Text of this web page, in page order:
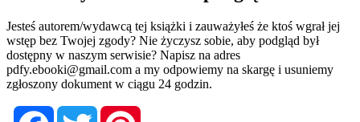
Jesteś autorem/wydawcą tej książki i zauważyłeś że ktoś wgrał jej
wstęp bez Twojej zgody? Nie życzysz sobie, aby podgląd był
dostępny w naszym serwisie? Napisz na adres
pdfy.ebooki@gmail.com a my odpowiemy na skargę i usuniemy
zgłoszony dokument w ciągu 24 godzin.
FacebookTwitter